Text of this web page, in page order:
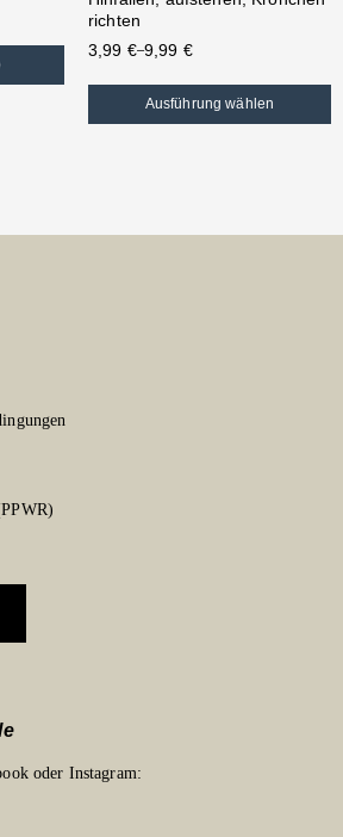
richten
3,99 €–9,99 €
Ausführung wählen
oder Instagram: